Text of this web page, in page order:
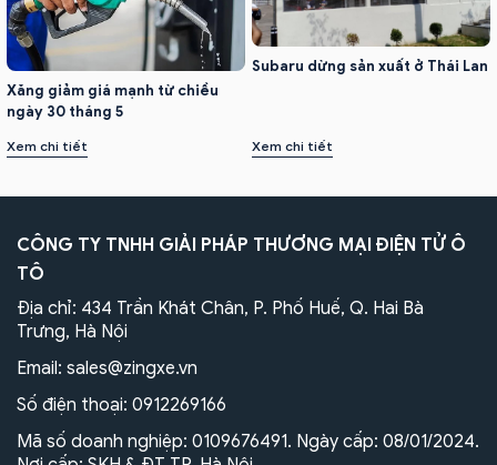
Xăng giảm giá mạnh từ chiều
ngày 30 tháng 5
Xem chi tiết
Subaru dừng sản xuất ở Thái Lan
Xem chi tiết
CÔNG TY TNHH GIẢI PHÁP THƯƠNG MẠI ĐIỆN TỬ Ô
TÔ
Địa chỉ: 434 Trần Khát Chân, P. Phố Huế, Q. Hai Bà
Trưng, Hà Nội
Email: sales@zingxe.vn
Số điện thoại: 0912269166
Mã số doanh nghiệp: 0109676491. Ngày cấp: 08/01/2024.